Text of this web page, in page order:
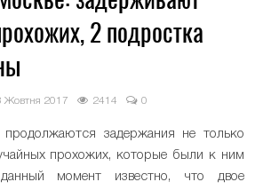
2 подростка
Жовтня 2017 2414 0
задержания не только
прохожих, которые были к ним
момент известно, что двое